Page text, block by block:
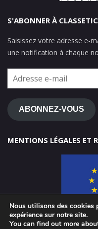
S'ABONNER À
Saisissez votre adresse e-
une notification à chaque
Adresse
e-
mail
ABONNEZ-VOUS
MENTIONS LÉGALES ET
Nous utilisons des
expérience sur notre site.
You can find out more